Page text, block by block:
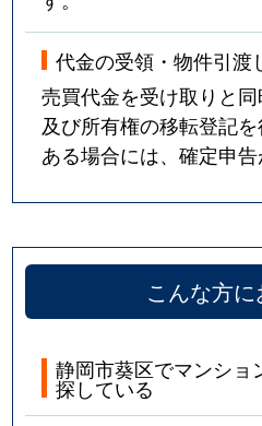
代金の受領・物件引渡
売買代金を受け取りと
及び所有権の移転登記
ある場合には、確定申告
こんな方
静岡市葵区でマンショ
探している